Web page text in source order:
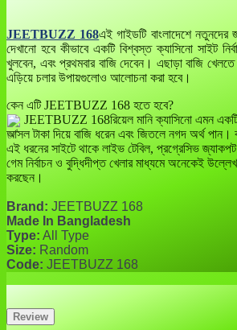
JEETBUZZ 168এই গাইডটি বাংলাদেশে নতুনদের
দেখানো হবে কীভাবে একটি বিশ্বস্ত ক্যাসিনো সাইট
খুলবেন, এবং প্রথমবার বাজি দেবেন। এছাড়া বাজি
এড়িয়ে চলার উপায়গুলোও আলোচনা করা হবে।
কেন এটি JEETBUZZ 168 হতে হবে?
JEETBUZZ 168রিয়েল মানি ক্যাসিনো এমন একটি
আসল টাকা দিয়ে বাজি ধরেন এবং জিতলে নগদ অর্থ পান।
এই ধরনের সাইটে থাকে লাইভ টেবিল, প্রগ্রেসিভ
গেম নির্বাচন ও বুদ্ধিদীপ্ত খেলার মাধ্যমে অনেকেই
করছেন।
Brand: JEETBUZZ 168
Made In Bangladesh
Type: All Type
Size: Random
Code: JEETBUZZ 168
Review